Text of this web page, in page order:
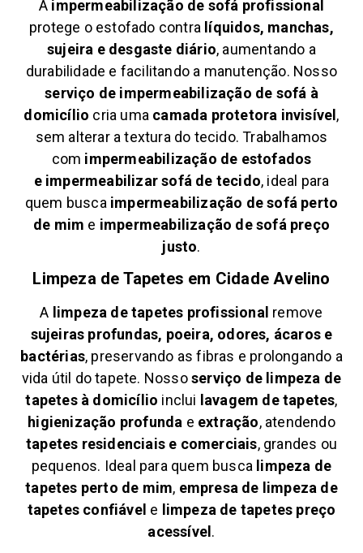
A impermeabilização de sofá profissional
protege o estofado contra líquidos, manchas,
sujeira e desgaste diário, aumentando a
durabilidade e facilitando a manutenção. Nosso
serviço de impermeabilização de sofá à
domicílio cria uma camada protetora invisível,
sem alterar a textura do tecido. Trabalhamos
com impermeabilização de estofados
e impermeabilizar sofá de tecido, ideal para
quem busca impermeabilização de sofá perto
de mim e impermeabilização de sofá preço
justo.
Limpeza de Tapetes em Cidade Avelino
A limpeza de tapetes profissional remove
sujeiras profundas, poeira, odores, ácaros e
bactérias, preservando as fibras e prolongando a
vida útil do tapete. Nossoserviço de limpeza de
tapetes à domicílio inclui lavagem de tapetes,
higienização profunda e extração, atendendo
tapetes residenciais e comerciais, grandes ou
pequenos. Ideal para quem busca limpeza de
tapetes perto de mim, empresa de limpeza de
tapetes confiável e limpeza de tapetes preço
acessível .